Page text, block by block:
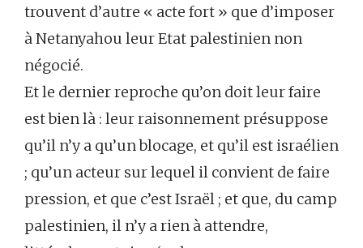
trouvent d’autre « acte fort » que d’imposer
à Netanyahou leur Etat palestinien non
négocié.
Et le dernier reproche qu’on doit leur faire
est bien là : leur raisonnement présuppose
qu’il n’y a qu’un blocage, et qu’il est israélien
; qu’un acteur sur lequel il convient de faire
pression, et que c’est Israël ; et que, du camp
palestinien, il n’y a rien à attendre,